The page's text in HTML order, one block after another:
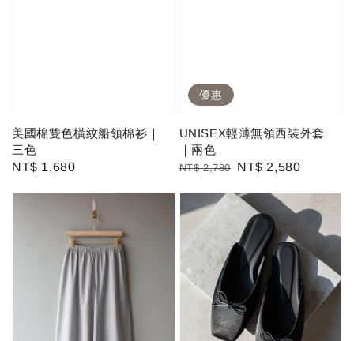
美國棉雙色橫紋船領棉衫｜
三色
Regular
NT$ 1,680
優惠
UNISEX輕薄無領西裝外套
｜兩色
Regular
NT$ 2,780
Sale
NT$ 2,580